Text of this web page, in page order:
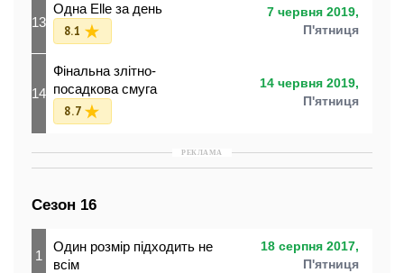
13
Одна Elle за день
8.1
7 червня 2019,
П'ятниця
14
Фінальна злітно-
посадкова смуга
8.7
14 червня 2019,
П'ятниця
РЕКЛАМА
Сезон 16
1
Один розмір підходить не
всім
18 серпня 2017,
П'ятниця